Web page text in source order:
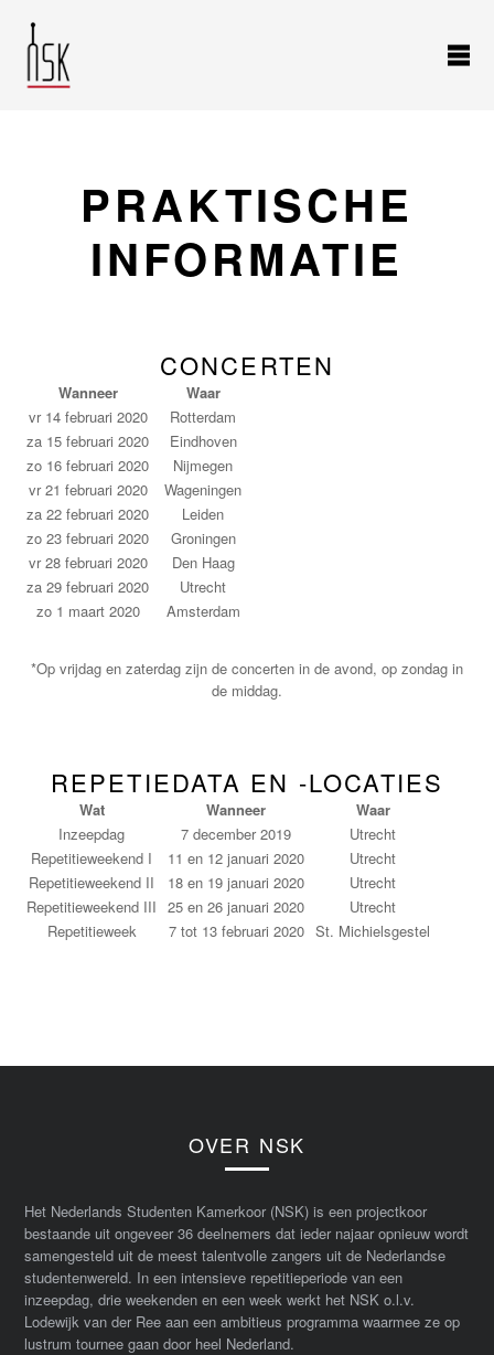
PRAKTISCHE
INFORMATIE
CONCERTEN
Wanneer
Waar
vr 14 februari 2020
Rotterdam
za 15 februari 2020
Eindhoven
zo 16 februari 2020
Nijmegen
vr 21 februari 2020
Wageningen
za 22 februari 2020
Leiden
zo 23 februari 2020
Groningen
vr 28 februari 2020
Den Haag
za 29 februari 2020
Utrecht
zo 1 maart 2020
Amsterdam
*Op vrijdag en zaterdag zijn de concerten in de avond, op zondag in
de middag.
REPETIEDATA EN -LOCATIES
Wat Wanneer
Waar
Inzeepdag
7 december 2019
Utrecht
Repetitieweekend I
11 en 12 januari 2020
Utrecht
Repetitieweekend II
18 en 19 januari 2020
Utrecht
Repetitieweekend III 25 en 26 januari 2020
Utrecht
Repetitieweek
7 tot 13 februari 2020 St. Michielsgestel
OVER NSK
Het Nederlands Studenten Kamerkoor (NSK) is een projectkoor
bestaande uit ongeveer 36 deelnemers dat ieder najaar opnieuw wordt
samengesteld uit de meest talentvolle zangers uit de Nederlandse
studentenwereld. In een intensieve repetitieperiode van een
inzeepdag, drie weekenden en een week werkt het NSK o.l.v.
Lodewijk van der Ree aan een ambitieus programma waarmee ze op
lustrum tournee gaan door heel Nederland.